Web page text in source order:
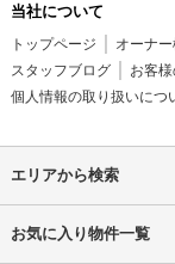
当社について
トップページ オーナ
スタッフブログ
お客
個人情報の取り扱いにつ
エリアから検索
お気に入り物件一覧